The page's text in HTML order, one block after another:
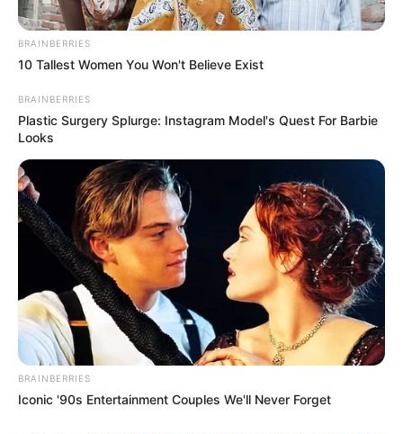
судитимуть, дії ще двох його колег розслідує ДБР
(відео)
Категорії
Гарячi
Культура
Нам пишуть
Партнерські матеріали
Події
BRAINBERRIES
10 Tallest Women You Won't Believe Exist
BRAINBERRIES
Plastic Surgery Splurge: Instagram Model's Quest For Barbie
Looks
BRAINBERRIES
Iconic '90s Entertainment Couples We'll Never Forget